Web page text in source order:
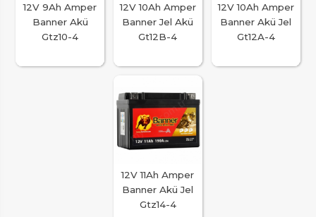
12V 9Ah Amper
Banner Akü
Gtz10-4
12V 10Ah Amper
Banner Jel Akü
Gt12B-4
12V 10Ah Amper
Banner Akü Jel
Gt12A-4
12V 11Ah Amper
Banner Akü Jel
Gtz14-4